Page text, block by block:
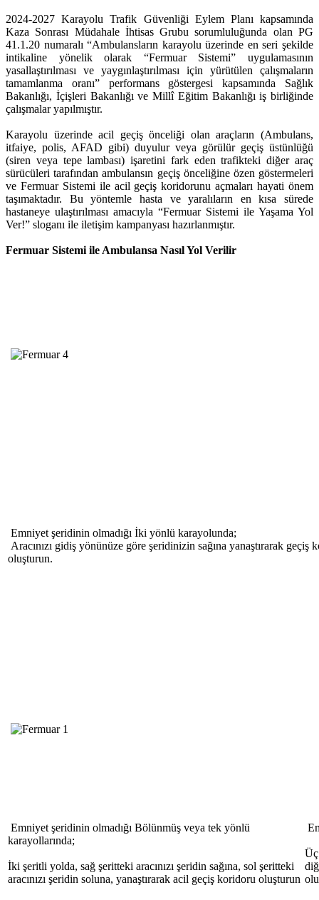
2024-2027 Karayolu Trafik Güvenliği Eylem Planı kapsamında
Kaza Sonrası Müdahale İhtisas Grubu sorumluluğunda olan PG
41.1.20 numaralı “Ambulansların karayolu üzerinde en seri şekilde
intikaline yönelik olarak “Fermuar Sistemi” uygulamasının
yasallaştırılması ve yaygınlaştırılması için yürütülen çalışmaların
tamamlanma oranı” performans göstergesi kapsamında Sağlık
Bakanlığı, İçişleri Bakanlığı ve Millî Eğitim Bakanlığı iş birliğinde
çalışmalar yapılmıştır.
Karayolu üzerinde acil geçiş önceliği olan araçların (Ambulans,
itfaiye, polis, AFAD gibi) duyulur veya görülür geçiş üstünlüğü
(siren veya tepe lambası) işaretini fark eden trafikteki diğer araç
sürücüleri tarafından ambulansın geçiş önceliğine özen göstermeleri
ve Fermuar Sistemi ile acil geçiş koridorunu açmaları hayati önem
taşımaktadır. Bu yöntemle hasta ve yaralıların en kısa sürede
hastaneye ulaştırılması amacıyla “Fermuar Sistemi ile Yaşama Yol
Ver!” sloganı ile iletişim kampanyası hazırlanmıştır.
Fermuar Sistemi ile Ambulansa Nasıl Yol Verilir
Emniyet şeridinin olmadığı İki yönlü karayolunda;
Aracınızı gidiş yönünüze göre şeridinizin sağına yanaştırarak geçiş
oluşturun.
Emniyet şeridinin olmadığı Bölünmüş veya tek yönlü
karayollarında;
İki şeritli yolda, sağ şeritteki aracınızı şeridin sağına, sol şeritteki
aracınızı şeridin soluna, yanaştırarak acil geçiş koridoru oluşturun
Üç